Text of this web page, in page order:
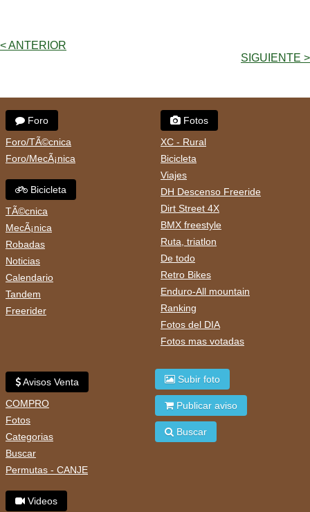
< ANTERIOR
SIGUIENTE >
Foro
Foro/TÃ©cnica
Foro/MecÃ¡nica
Bicicleta
TÃ©cnica
MecÃ¡nica
Robadas
Noticias
Calendario
Tandem
Freerider
Fotos
XC - Rural
Bicicleta
Viajes
DH Descenso Freeride
Dirt Street 4X
BMX freestyle
Ruta, triatlon
De todo
Retro Bikes
Enduro-All mountain
Ranking
Fotos del DIA
Fotos mas votadas
Avisos Venta
COMPRO
Fotos
Categorias
Buscar
Permutas - CANJE
Videos
Subir foto
Publicar aviso
Buscar